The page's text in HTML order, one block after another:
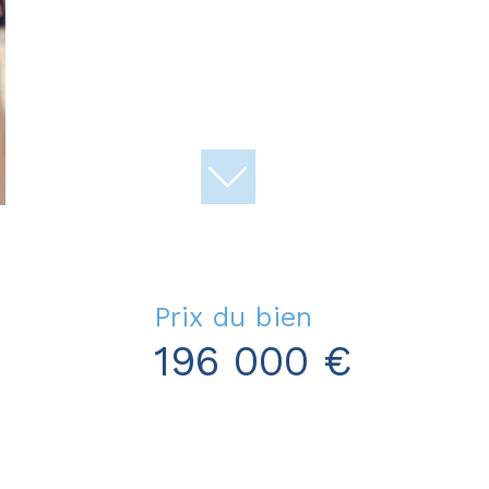
Prix du bien
196 000 €